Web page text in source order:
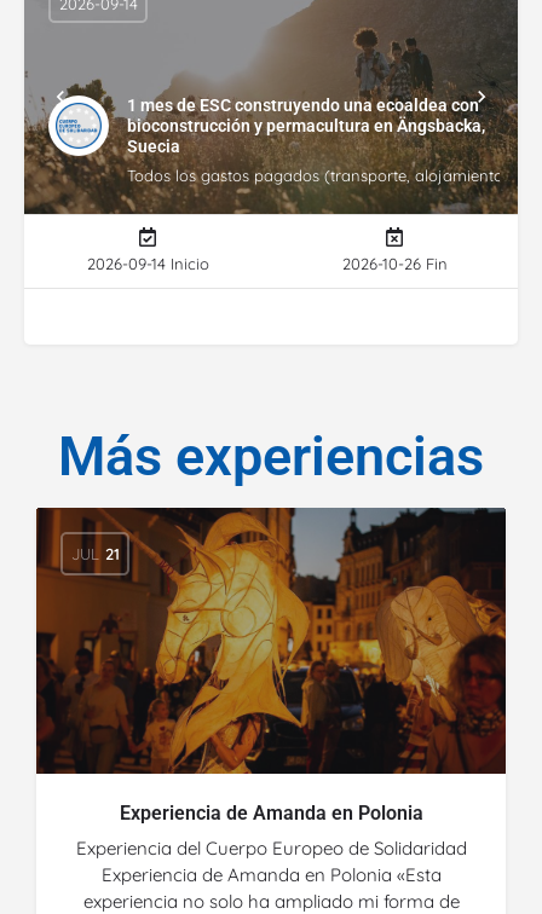
1 mes de ESC construyendo una ecoaldea con
bioconstrucción y permacultura en Ängsbacka,
Suecia
Todos los gastos pagados (transporte, alojamiento,
2026-09-14 Inicio 2026-10-26 Fin
Más experiencias
JUL 21
Experiencia de Amanda en Polonia
Experiencia del Cuerpo Europeo de Solidaridad
Experiencia de Amanda en Polonia «Esta
experiencia no solo ha ampliado mi forma de